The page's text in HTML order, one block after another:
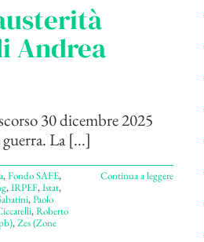
Andrea
30 dicembre 2025
La [...]
,Fondo SAFE,
,IRPEF,Istat,
,Paolo
,Roberto
,Zes (Zone
Continua a leggere